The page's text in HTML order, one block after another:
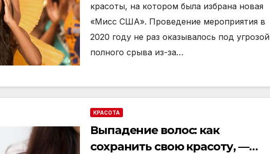
красоты, на котором была избрана новая
«Мисс США». Проведение мероприятия в
2020 году не раз оказывалось под угрозой
полного срыва из-за…
КРАСОТА
Выпадение волос: как
сохранить свою красоту, —